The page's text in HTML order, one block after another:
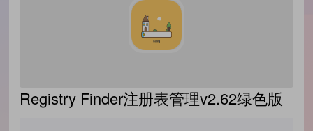
Registry Finder注册表管理v2.62绿色版